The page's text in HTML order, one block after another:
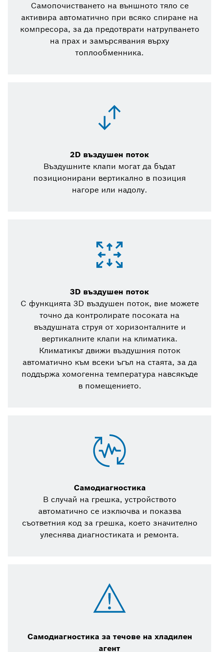
Самопочистването на външното тяло се
активира автоматично при всяко спиране на
компресора, за да предотврати натрупването
на прах и замърсявания върху
топлообменника.
2D въздушен поток
Въздушните клапи могат да бъдат
позиционирани вертикално в позиция
нагоре или надолу.
3D въздушен поток
С функцията 3D въздушен поток, вие можете
точно да контролирате посоката на
въздушната струя от хоризонталните и
вертикалните клапи на климатика.
Климатикът движи въздушния поток
автоматично към всеки ъгъл на стаята, за да
поддържа хомогенна температура навсякъде
в помещението.
Самодиагностика
В случай на грешка, устройството
автоматично се изключва и показва
съответния код за грешка, което значително
улеснява диагностиката и ремонта.
Самодиагностика за течове на хладилен
агент